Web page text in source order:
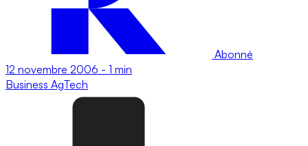
Abonné
12 novembre 2006 - 1 min
Business AgTech